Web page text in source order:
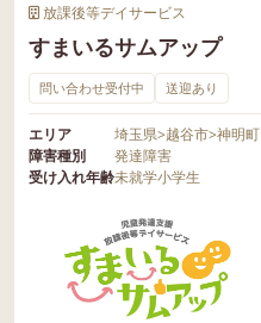
放課後等デイサービス
すまいるサムアップ
問い合わせ受付中 送迎あり
エリア 埼玉県>越谷市>神明町
障害種別
発達障害
受け入れ年齢未就学小学生